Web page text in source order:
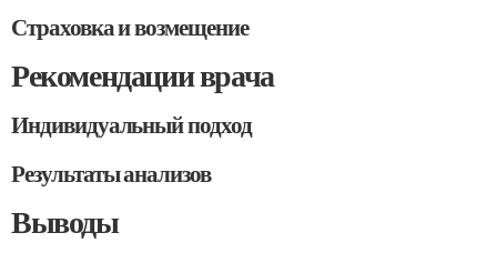
Страховка и возмещение
Рекомендации врача
Индивидуальный подход
Результаты анализов
Выводы